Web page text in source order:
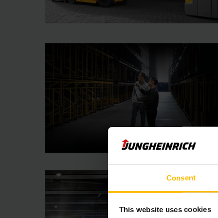
Consent
This website uses cookies